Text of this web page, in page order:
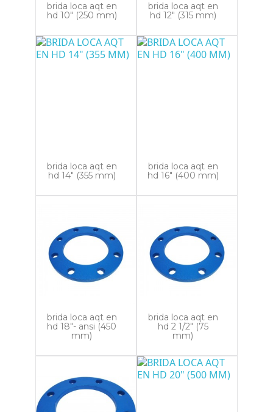
brida loca aqt en
hd 10" (250 mm)
brida loca aqt en
hd 12" (315 mm)
brida loca aqt en
hd 14" (355 mm)
brida loca aqt en
hd 16" (400 mm)
brida loca aqt en
hd 18"- ansi (450
mm)
brida loca aqt en
hd 2 1/2" (75
mm)